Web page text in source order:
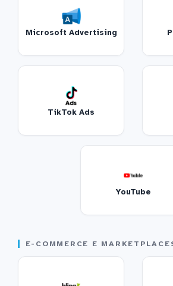
Microsoft Advertising
TikTok Ads
YouTube
E-COMMERCE E